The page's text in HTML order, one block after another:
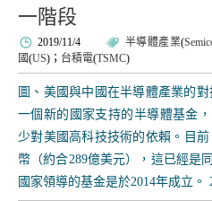
一階段
2019/11/4 半導體產業(
國(US)； 台積電(TSMC)
圖、美國與中國在半導體產業的
一個新的國家支持的半導體基金
少對美國高科技技術的依賴。目
幣（約合289億美元），這已經是
國家領導的基金是於2014年成立。